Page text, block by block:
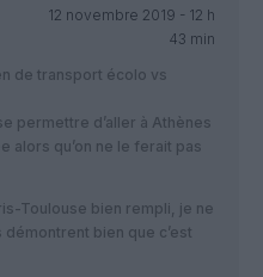
12 novembre 2019 - 12 h
43 min
de transport écolo vs
permettre d’aller à Athènes
alors qu’on ne le ferait pas
Toulouse bien rempli, je ne
bien que c’est